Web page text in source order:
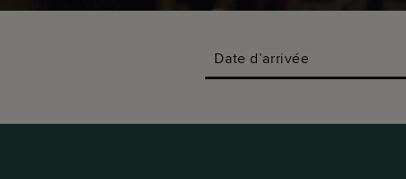
Date d’arrivée